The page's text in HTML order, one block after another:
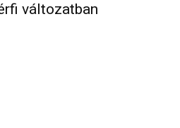
változatban